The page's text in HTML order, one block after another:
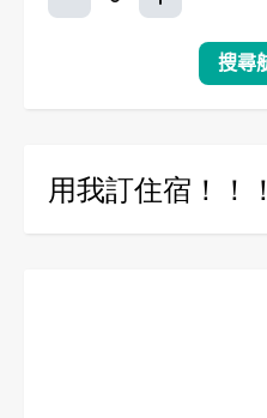
用我訂住宿！！！